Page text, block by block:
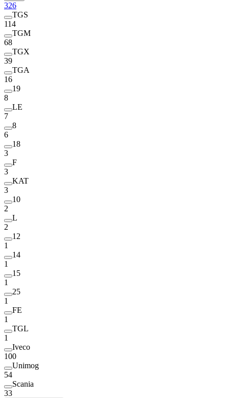
326
TGS
114
TGM
68
TGX
39
TGA
16
19
8
LE
7
8
6
18
3
F
3
KAT
3
10
2
L
2
12
1
14
1
15
1
25
1
FE
1
TGL
1
Iveco
100
Unimog
54
Scania
33